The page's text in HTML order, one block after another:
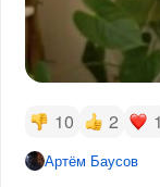
10 2 1
Артём Баусов